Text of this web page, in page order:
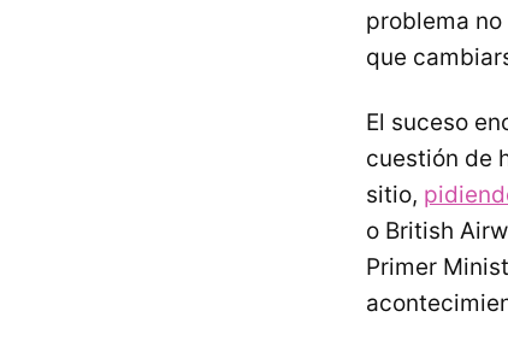
problema
que
El suceso
cuestión de
sitio,
o British
Primer